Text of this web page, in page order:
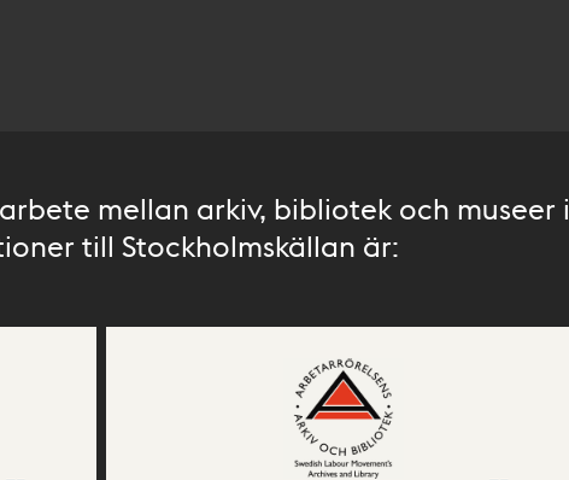
mellan arkiv, bibliotek och museer i
till Stockholmskällan är: